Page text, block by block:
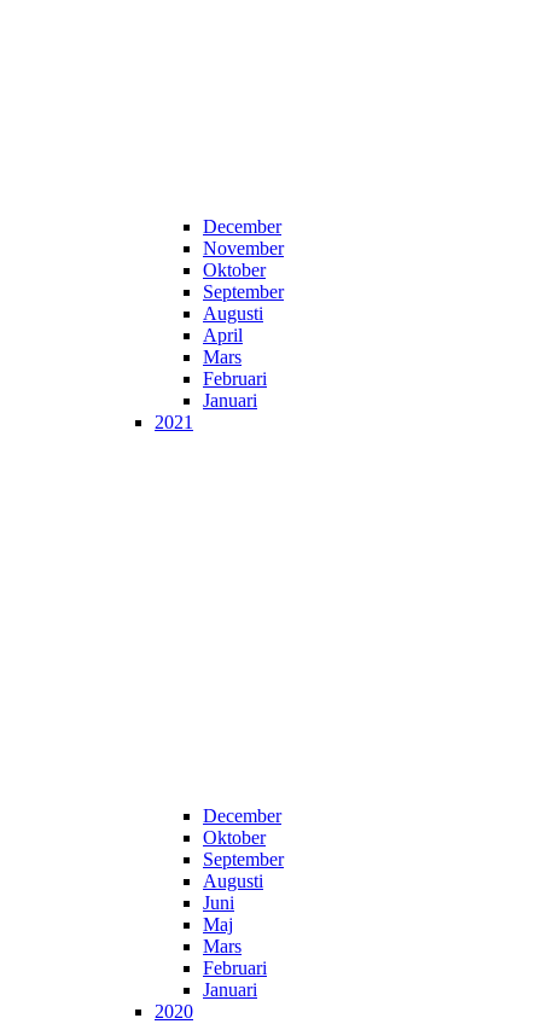
December
November
Oktober
September
Augusti
April
Mars
Februari
Januari
2021
December
Oktober
September
Augusti
Juni
Maj
Mars
Februari
Januari
2020